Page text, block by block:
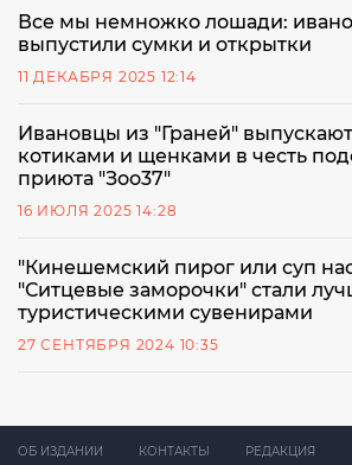
Все мы немножко лошади:
выпустили сумки и открытки
11 ДЕКАБРЯ 2025 12:14
Ивановцы из "Граней"
котиками и щенками в честь
приюта "Зоо37"
16 ИЮЛЯ 2025 14:28
"Кинешемский пирог или суп
"Ситцевые заморочки" стали
туристическими сувенирами
27 СЕНТЯБРЯ 2024 10:35
ОБ ИЗДАНИИ КОНТАКТЫ РЕДАКЦИЯ